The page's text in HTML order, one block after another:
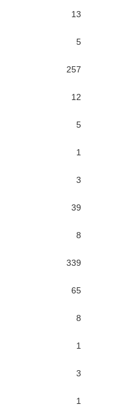
13
5
257
12
5
1
3
39
8
339
65
8
1
3
1